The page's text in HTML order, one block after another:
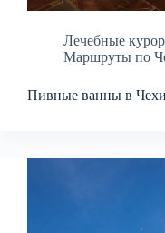
Лечебные
Маршруты по
Пивные ванны в